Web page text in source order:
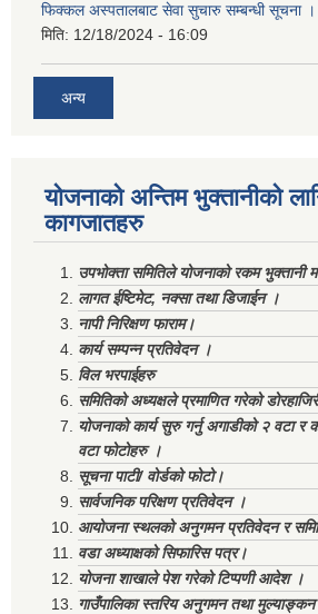
फिक्कल अस्पतालबाट सेवा सुचारु सम्बन्धी सूचना ।
मिति: 12/18/2024 - 16:09
अन्य
योजनाको अन्तिम भुक्तानीको
कागजातहरु
उपभोक्ता समितिले योजनाको रकम भुक्तानी
लागत ईष्टिमेट, नक्सा तथा डिजाईन ।
नापी निरिक्षण फाराम।
कार्य सम्पन्न प्रतिवेदन ।
विल भरपाईहरु
समितिको अध्यक्षले प्रमाणित गरेको
योजनाको कार्य सुरु गर्नु अगाडीको २ वटा र
वटा फोटोहरु ।
सूचना पाटी/ वोर्डको फोटो।
सार्वजनिक परिक्षण प्रतिवेदन ।
आयोजना स्थलको अनुगमन प्रतिवेदन र
वडा अध्याक्षको सिफारिस पत्र।
योजना शाखाले पेश गरेको टिप्पणी आदेश ।
गाउँपालिका स्तरिय अनुगमन तथा